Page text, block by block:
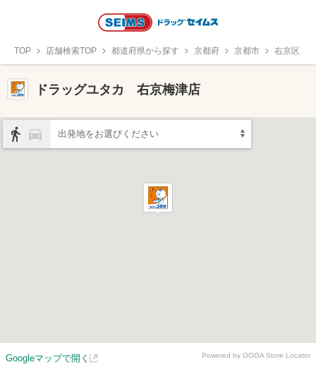
TOP 店舗検索TOP 都道府県から探す 京都府 京都市 右京区
ドラッグユタカ 右京梅津店
出発地をお選びください
Googleマップで開く Powered by GOGA Store Locator